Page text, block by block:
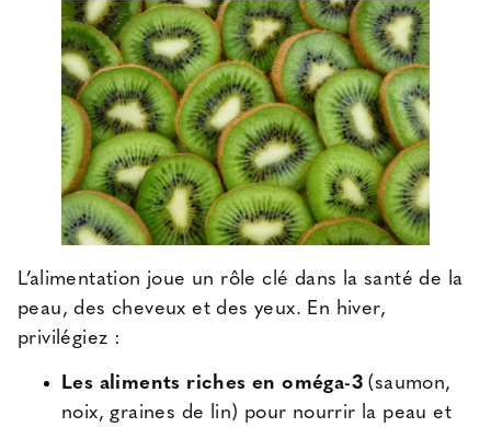
L’alimentation joue un rôle clé dans la santé de la
peau, des cheveux et des yeux. En hiver,
privilégiez :
Les aliments riches en oméga-3 (saumon,
noix, graines de lin) pour nourrir la peau et